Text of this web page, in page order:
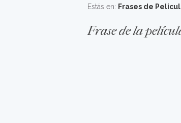
Estás en: Frases de
Frase de la